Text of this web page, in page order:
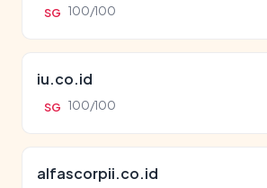
SG 100/100
iu.co.id
SG 100/100
alfascorpii.co.id